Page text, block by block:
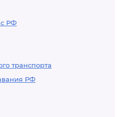
РФ
транспорта
РФ